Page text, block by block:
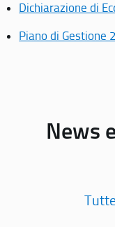
Dichiarazione di
Piano di Gestione
News